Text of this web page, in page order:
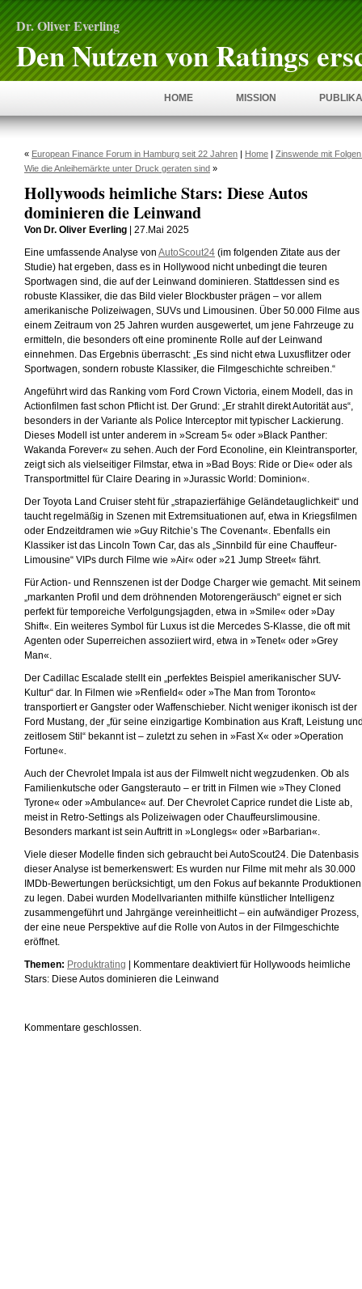
Dr. Oliver Everling
Den Nutzen von Ratings
HOME MISSION
« European Finance Forum in Hamburg seit 22 Jahren | Home | Zinswende mit
Wie die Anleihemärkte unter Druck geraten sind »
Hollywoods heimliche Stars: Diese Autos
dominieren die Leinwand
Von Dr. Oliver Everling | 27.Mai 2025
Eine umfassende Analyse von AutoScout24 (im folgenden Zitate aus der
Studie) hat ergeben, dass es in Hollywood nicht unbedingt die teuren
Sportwagen sind, die auf der Leinwand dominieren. Stattdessen sind es
robuste Klassiker, die das Bild vieler Blockbuster prägen – vor allem
amerikanische Polizeiwagen, SUVs und Limousinen. Über 50.000 Filme aus
einem Zeitraum von 25 Jahren wurden ausgewertet, um jene Fahrzeuge zu
ermitteln, die besonders oft eine prominente Rolle auf der Leinwand
einnehmen. Das Ergebnis überrascht: „Es sind nicht etwa Luxusflitzer oder
Sportwagen, sondern robuste Klassiker, die Filmgeschichte schreiben.“
Angeführt wird das Ranking vom Ford Crown Victoria, einem Modell, das in
Actionfilmen fast schon Pflicht ist. Der Grund: „Er strahlt direkt Autorität aus“,
besonders in der Variante als Police Interceptor mit typischer Lackierung.
Dieses Modell ist unter anderem in »Scream 5« oder »Black Panther:
Wakanda Forever« zu sehen. Auch der Ford Econoline, ein Kleintransporter,
zeigt sich als vielseitiger Filmstar, etwa in »Bad Boys: Ride or Die« oder als
Transportmittel für Claire Dearing in »Jurassic World: Dominion«.
Der Toyota Land Cruiser steht für „strapazierfähige Geländetauglichkeit“ und
taucht regelmäßig in Szenen mit Extremsituationen auf, etwa in Kriegsfilmen
oder Endzeitdramen wie »Guy Ritchie’s The Covenant«. Ebenfalls ein
Klassiker ist das Lincoln Town Car, das als „Sinnbild für eine Chauffeur-
Limousine“ VIPs durch Filme wie »Air« oder »21 Jump Street« fährt.
Für Action- und Rennszenen ist der Dodge Charger wie gemacht. Mit seinem
„markanten Profil und dem dröhnenden Motorengeräusch“ eignet er sich
perfekt für temporeiche Verfolgungsjagden, etwa in »Smile« oder »Day
Shift«. Ein weiteres Symbol für Luxus ist die Mercedes S-Klasse, die oft mit
Agenten oder Superreichen assoziiert wird, etwa in »Tenet« oder »Grey
Man«.
Der Cadillac Escalade stellt ein „perfektes Beispiel amerikanischer SUV-
Kultur“ dar. In Filmen wie »Renfield« oder »The Man from Toronto«
transportiert er Gangster oder Waffenschieber. Nicht weniger ikonisch ist der
Ford Mustang, der „für seine einzigartige Kombination aus Kraft, Leistung
zeitlosem Stil“ bekannt ist – zuletzt zu sehen in »Fast X« oder »Operation
Fortune«.
Auch der Chevrolet Impala ist aus der Filmwelt nicht wegzudenken. Ob als
Familienkutsche oder Gangsterauto – er tritt in Filmen wie »They Cloned
Tyrone« oder »Ambulance« auf. Der Chevrolet Caprice rundet die Liste ab,
meist in Retro-Settings als Polizeiwagen oder Chauffeurslimousine.
Besonders markant ist sein Auftritt in »Longlegs« oder »Barbarian«.
Viele dieser Modelle finden sich gebraucht bei AutoScout24. Die Datenbasis
dieser Analyse ist bemerkenswert: Es wurden nur Filme mit mehr als 30.000
IMDb-Bewertungen berücksichtigt, um den Fokus auf bekannte Produktionen
zu legen. Dabei wurden Modellvarianten mithilfe künstlicher Intelligenz
zusammengeführt und Jahrgänge vereinheitlicht – ein aufwändiger Prozess,
der eine neue Perspektive auf die Rolle von Autos in der Filmgeschichte
eröffnet.
Themen: Produktrating Kommentare deaktiviertfür Hollywoods heimliche
Stars: Diese Autos dominieren die Leinwand
Kommentare geschlossen.